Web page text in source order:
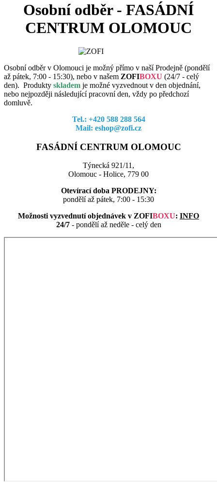
Osobní odběr - FASÁDNÍ
CENTRUM OLOMOUC
Osobní odběr v Olomouci je možný přímo v naší Prodejně (pondělí
až pátek, 7:00 - 15:30), nebo v našem ZOFIBOXU (24/7 - celý
den). Produkty skladem je možné vyzvednout v den objednání,
nebo nejpozději následující pracovní den, vždy po předchozí
domluvě.
Tel.: +420 588 288 564
Mail: eshop@zofi.cz
FASÁDNÍ CENTRUM OLOMOUC
Týnecká 921/11,
Olomouc - Holice, 779 00
Otevírací doba PRODEJNY:
pondělí až pátek, 7:00 - 15:30
Možnosti vyzvednutí objednávek v ZOFIBOXU: INFO
24/7 - pondělí až neděle - celý den